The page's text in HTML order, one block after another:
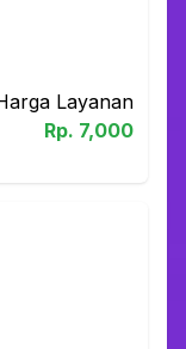
Layanan
Rp. 7,000